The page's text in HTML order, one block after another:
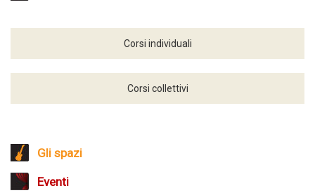
Corsi individuali
Corsi collettivi
Gli spazi
Eventi